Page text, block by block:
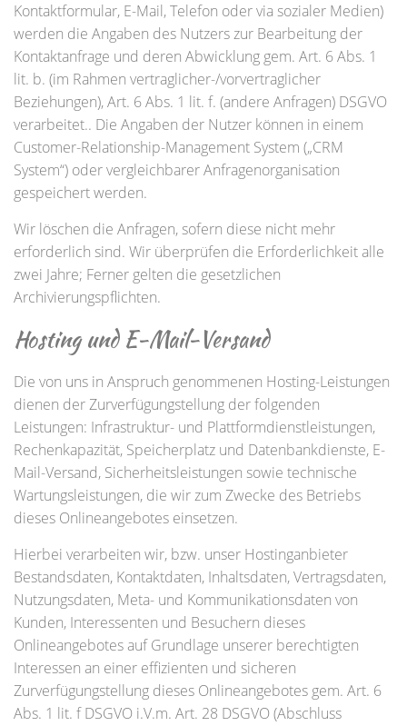
Kontaktformular, E-Mail, Telefon oder via sozialer Medien)
werden die Angaben des Nutzers zur Bearbeitung der
Kontaktanfrage und deren Abwicklung gem. Art. 6 Abs. 1
lit. b. (im Rahmen vertraglicher-/vorvertraglicher
Beziehungen), Art. 6 Abs. 1 lit. f. (andere Anfragen) DSGVO
verarbeitet.. Die Angaben der Nutzer können in einem
Customer-Relationship-Management System („CRM
System“) oder vergleichbarer Anfragenorganisation
gespeichert werden.
Wir löschen die Anfragen, sofern diese nicht mehr
erforderlich sind. Wir überprüfen die Erforderlichkeit alle
zwei Jahre; Ferner gelten die gesetzlichen
Archivierungspflichten.
Hosting und E-Mail-Versand
Die von uns in Anspruch genommenen Hosting-Leistungen
dienen der Zurverfügungstellung der folgenden
Leistungen: Infrastruktur- und Plattformdienstleistungen,
Rechenkapazität, Speicherplatz und Datenbankdienste, E-
Mail-Versand, Sicherheitsleistungen sowie technische
Wartungsleistungen, die wir zum Zwecke des Betriebs
dieses Onlineangebotes einsetzen.
Hierbei verarbeiten wir, bzw. unser Hostinganbieter
Bestandsdaten, Kontaktdaten, Inhaltsdaten, Vertragsdaten,
Nutzungsdaten, Meta- und Kommunikationsdaten von
Kunden, Interessenten und Besuchern dieses
Onlineangebotes auf Grundlage unserer berechtigten
Interessen an einer effizienten und sicheren
Zurverfügungstellung dieses Onlineangebotes gem. Art. 6
Abs. 1 lit. f DSGVO i.V.m. Art. 28 DSGVO (Abschluss